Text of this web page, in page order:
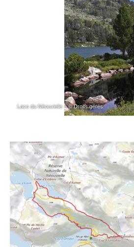
Lacs du Néouvielle – © Droits gérés